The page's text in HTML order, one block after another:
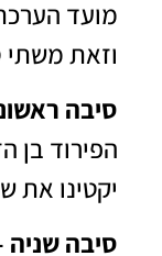
מועד
וזאת משתי
סיבה
הפירוד בן
יקטינו את
סיבה שניה